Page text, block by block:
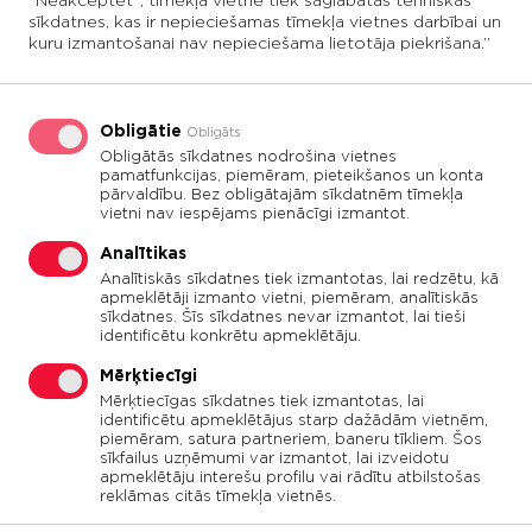
Ielas, ietves, veloceliņi
Stāvlaukumi un laukumi
Sporta laukumi
Tilti un hidrobūves
Lidlauki
KONTAKTI
226 m - drošības barjeru uzstādīšana
sīkdatnes, kas ir nepieciešamas tīmekļa vietnes darbībai un
kuru izmantošanai nav nepieciešama lietotāja piekrišana.”
Obligātie Obligāts
Obligātās sīkdatnes nodrošina vietnes
pamatfunkcijas, piemēram, pieteikšanos un konta
pārvaldību. Bez obligātajām sīkdatnēm tīmekļa
vietni nav iespējams pienācīgi izmantot.
Analītikas
Analītiskās sīkdatnes tiek izmantotas, lai redzētu, kā
apmeklētāji izmanto vietni, piemēram, analītiskās
sīkdatnes. Šīs sīkdatnes nevar izmantot, lai tieši
identificētu konkrētu apmeklētāju.
Mērķtiecīgi
Mērķtiecīgas sīkdatnes tiek izmantotas, lai
identificētu apmeklētājus starp dažādām vietnēm,
piemēram, satura partneriem, baneru tīkliem. Šos
sīkfailus uzņēmumi var izmantot, lai izveidotu
apmeklētāju interešu profilu vai rādītu atbilstošas
reklāmas citās tīmekļa vietnēs.